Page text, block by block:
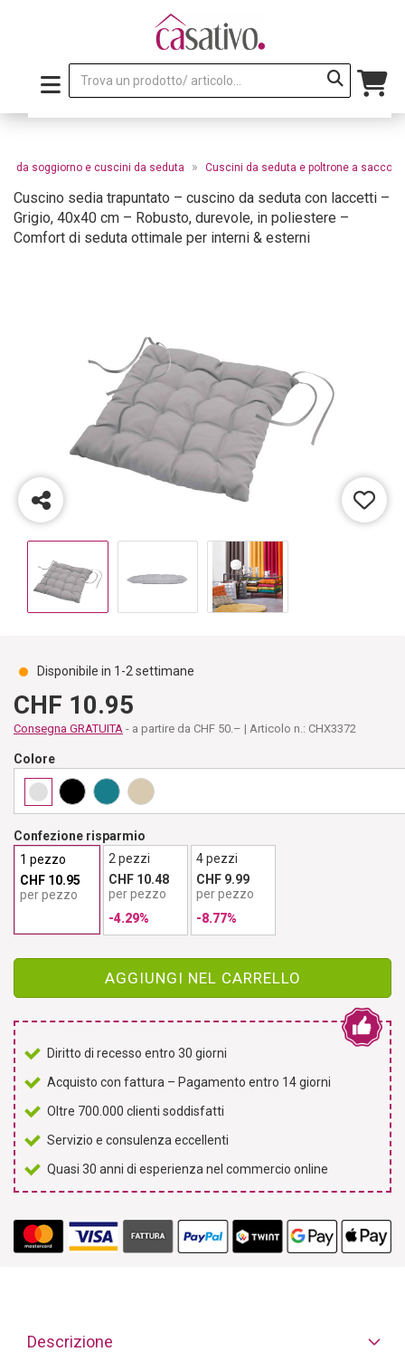
da soggiorno e cuscini da seduta » Cuscini da seduta e poltrone a sacco
Cuscino sedia trapuntato – cuscino da seduta con laccetti –
Grigio, 40x40 cm – Robusto, durevole, in poliestere –
Comfort di seduta ottimale per interni & esterni
Disponibile in 1-2 settimane
CHF 10.95
Consegna GRATUITA - a partire da CHF 50.– | Articolo n.: CHX3372
Colore
Confezione risparmio
1 pezzo
CHF 10.95
per pezzo
2 pezzi
CHF 10.48
per pezzo
-4.29%
4 pezzi
CHF 9.99
per pezzo
-8.77%
AGGIUNGI NEL CARRELLO
Diritto di recesso entro 30 giorni
Acquisto con fattura – Pagamento entro 14 giorni
Oltre 700.000 clienti soddisfatti
Servizio e consulenza eccellenti
Quasi 30 anni di esperienza nel commercio online
Descrizione